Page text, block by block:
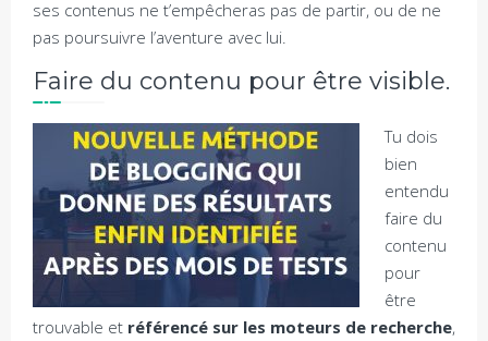
ses contenus ne t’empêcheras pas de partir, ou de ne
pas poursuivre l’aventure avec lui.
Faire du contenu pour être visible.
Tu dois
bien
entendu
faire du
contenu
pour
être
trouvable et référencé sur les moteurs de recherche,